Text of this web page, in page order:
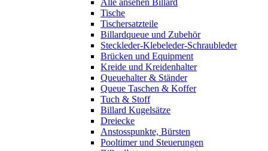
Alle ansehen Billard
Tische
Tischersatzteile
Billardqueue und Zubehör
Steckleder-Klebeleder-Schraubleder
Brücken und Equipment
Kreide und Kreidenhalter
Queuehalter & Ständer
Queue Taschen & Koffer
Tuch & Stoff
Billard Kugelsätze
Dreiecke
Anstosspunkte, Bürsten
Pooltimer und Steuerungen